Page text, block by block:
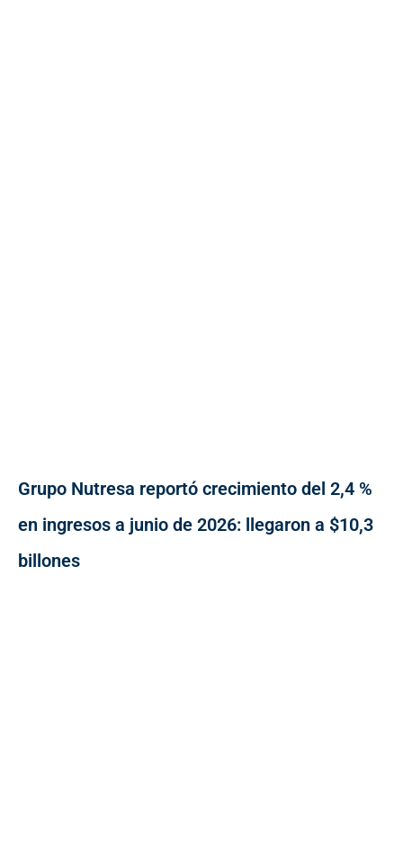
Grupo Nutresa reportó crecimiento del 2,4 %
en ingresos a junio de 2026: llegaron a $10,3
billones